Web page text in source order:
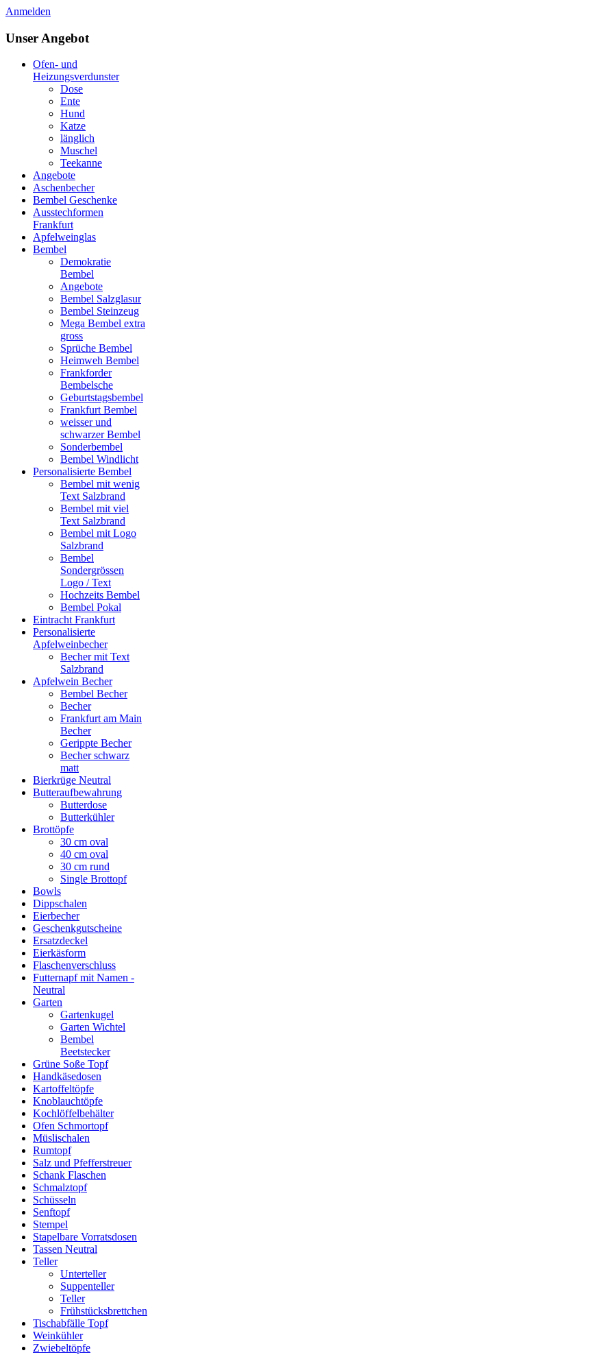
Anmelden
Unser Angebot
Ofen- und
Heizungsverdunster
Dose
Ente
Hund
Katze
länglich
Muschel
Teekanne
Angebote
Aschenbecher
Bembel Geschenke
Ausstechformen
Frankfurt
Apfelweinglas
Bembel
Demokratie
Bembel
Angebote
Bembel Salzglasur
Bembel Steinzeug
Mega Bembel extra
gross
Sprüche Bembel
Heimweh Bembel
Frankforder
Bembelsche
Geburtstagsbembel
Frankfurt Bembel
weisser und
schwarzer Bembel
Sonderbembel
Bembel Windlicht
Personalisierte Bembel
Bembel mit wenig
Text Salzbrand
Bembel mit viel
Text Salzbrand
Bembel mit Logo
Salzbrand
Bembel
Sondergrössen
Logo / Text
Hochzeits Bembel
Bembel Pokal
Eintracht Frankfurt
Personalisierte
Apfelweinbecher
Becher mit Text
Salzbrand
Apfelwein Becher
Bembel Becher
Becher
Frankfurt am Main
Becher
Gerippte Becher
Becher schwarz
matt
Bierkrüge Neutral
Butteraufbewahrung
Butterdose
Butterkühler
Brottöpfe
30 cm oval
40 cm oval
30 cm rund
Single Brottopf
Bowls
Dippschalen
Eierbecher
Geschenkgutscheine
Ersatzdeckel
Eierkäsform
Flaschenverschluss
Futternapf mit Namen -
Neutral
Garten
Gartenkugel
Garten Wichtel
Bembel
Beetstecker
Grüne Soße Topf
Handkäsedosen
Kartoffeltöpfe
Knoblauchtöpfe
Kochlöffelbehälter
Ofen Schmortopf
Müslischalen
Rumtopf
Salz und Pfefferstreuer
Schank Flaschen
Schmalztopf
Schüsseln
Senftopf
Stempel
Stapelbare Vorratsdosen
Tassen Neutral
Teller
Unterteller
Suppenteller
Teller
Frühstücksbrettchen
Tischabfälle Topf
Weinkühler
Zwiebeltöpfe